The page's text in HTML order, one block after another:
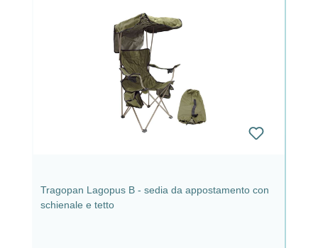
Tragopan Lagopus B - sedia da appostamento con
schienale e tetto